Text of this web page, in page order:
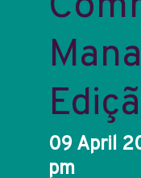
09 April
pm